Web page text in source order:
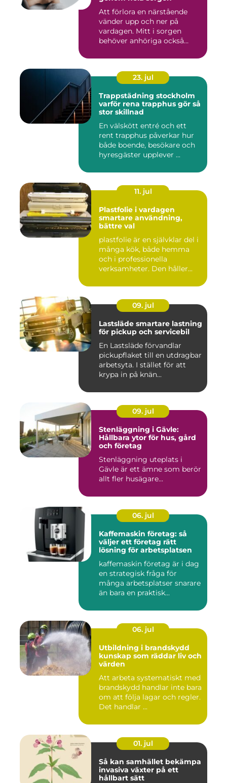
Att förlora en närstående
vänder upp och ner på
vardagen. Mitt i sorgen
behöver anhöriga också
23. jul
Trappstädning stockholm
varför rena trapphus gör så
stor skillnad
En välskött entré och ett
rent trapphus påverkar hur
både boende, besökare och
hyresgäster upplever ...
11. jul
Plastfolie i vardagen
smartare användning,
bättre val
plastfolie är en självklar del i
många kök, både hemma
och i professionella
verksamheter. Den håller...
09. jul
Lastsläde smartare lastning
för pickup och servicebil
En Lastsläde förvandlar
pickupflaket till en utdragbar
arbetsyta. I stället för att
krypa in på knän...
09. jul
Stenläggning i Gävle:
Hållbara ytor för hus, gård
och företag
Stenläggning uteplats i
Gävle är ett ämne som berör
allt fler husägare...
06. jul
Kaffemaskin företag: så
väljer ett företag rätt
lösning för arbetsplatsen
kaffemaskin företag är i dag
en strategisk fråga för
många arbetsplatser snarare
än bara en praktisk...
06. jul
Utbildning i brandskydd
kunskap som räddar liv och
värden
Att arbeta systematiskt med
brandskydd handlar inte bara
om att följa lagar och regler.
Det handlar ...
01. jul
Så kan samhället bekämpa
invasiva växter på ett
hållbart sätt